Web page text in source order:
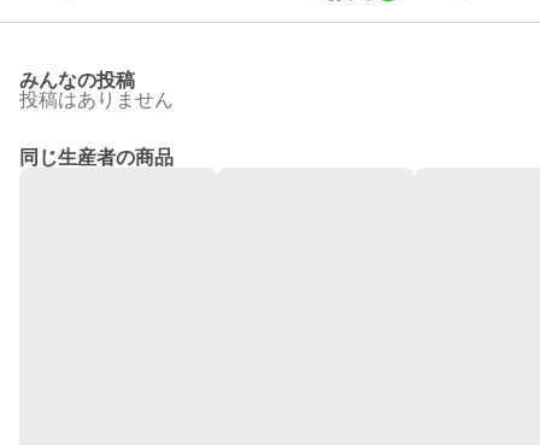
みんなの投稿
投稿はありません
同じ生産者の商品